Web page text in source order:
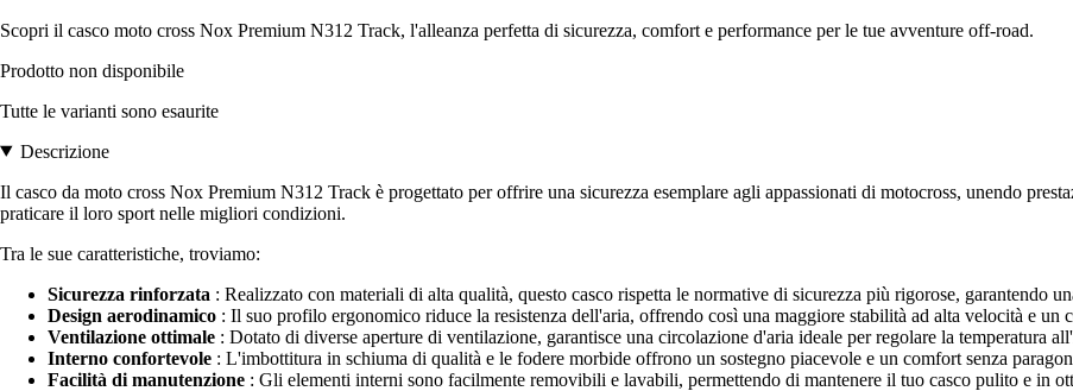
Scopri il casco moto cross Nox Premium N312 Track, l'alleanza perfetta di sicurezza, comfort e performance per le tue avventure off-road.
Prodotto non disponibile
Tutte le varianti sono esaurite
Descrizione
Il casco da moto cross Nox Premium N312 Track è progettato per offrire una sicurezza esemplare agli appassionati di motocross, unendo
praticare il loro sport nelle migliori condizioni.
Tra le sue caratteristiche, troviamo:
Sicurezza rinforzata : Realizzato con materiali di alta qualità, questo casco rispetta le normative di sicurezza più rigorose, garantendo
Design aerodinamico : Il suo profilo ergonomico riduce la resistenza dell'aria, offrendo così una maggiore stabilità ad alta velocità e un
Ventilazione ottimale : Dotato di diverse aperture di ventilazione, garantisce una circolazione d'aria ideale per regolare la temperatura
Interno confortevole : L'imbottitura in schiuma di qualità e le fodere morbide offrono un sostegno piacevole e un comfort senza
Facilità di manutenzione : Gli elementi interni sono facilmente removibili e lavabili, permettendo di mantenere il tuo casco pulito e in